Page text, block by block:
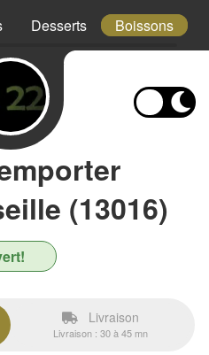
Desserts Boissons
(13016)
Livraison
Livraison : 30 à 45 mn